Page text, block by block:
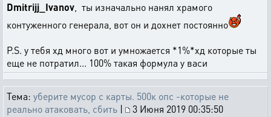
Dmitrijj_Ivanov , ты изначально нанял храмого
контуженного генерала, вот он и дохнет постоянно
P.S. у тебя хд много вот и умножается *1%*хд которые ты
еще не потратил... 100% такая формула у васи
Тема: уберите мусор с карты. 500к опс -которые не
реально атаковать, сбить |
3 Июня 2019 00:35:50